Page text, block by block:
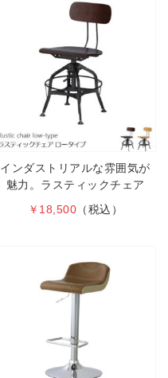
インダストリアルな雰囲気が
魅力。ラスティックチェア
￥18,500 （税込）